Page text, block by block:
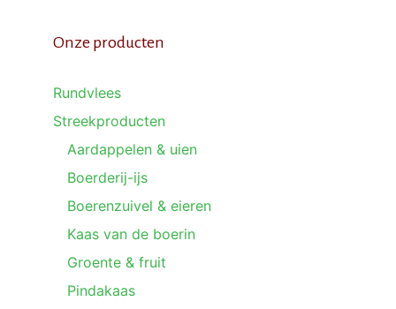
Onze producten
Rundvlees
Streekproducten
Aardappelen & uien
Boerderij-ijs
Boerenzuivel & eieren
Kaas van de boerin
Groente & fruit
Pindakaas